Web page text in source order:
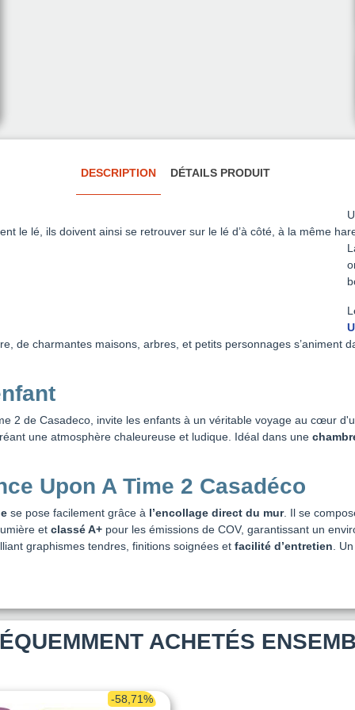
DESCRIPTION DÉTAILS PRODUIT
le lé, ils doivent ainsi se retrouver sur le lé d’à côté, à la même ha
de charmantes maisons, arbres, et petits personnages s’animent
2 de Casadeco, invite les enfants à un véritable voyage au cœur
une atmosphère chaleureuse et ludique. Idéal dans une
Upon A Time 2 Casadéco
se pose facilement grâce à l’encollage direct du mur. Il se
et classé A+ pour les émissions de COV, garantissant un
graphismes tendres, finitions soignées et facilité d’entretien.
ACHETÉS
-58,71%